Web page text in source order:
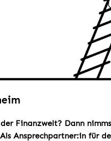
Finanzwelt? Dann
Ansprechpartner:in für